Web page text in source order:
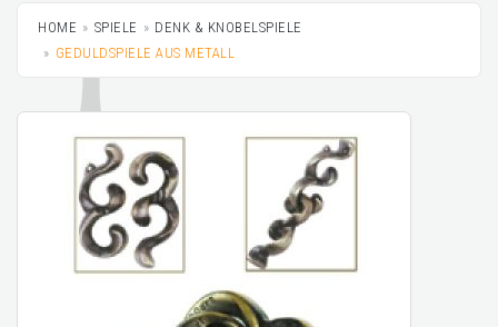
HOME SPIELE
DENK & KNOBELSPIELE
GEDULDSPIELE AUS METALL